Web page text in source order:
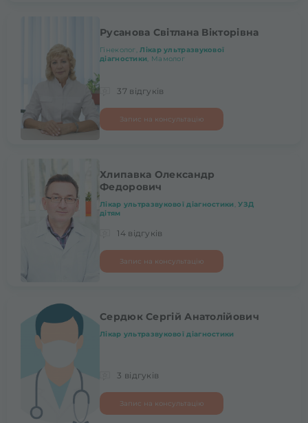
Русанова Світлана Вікторівна
Гінеколог,Лікар ультразвукової
діагностики, Мамолог
37 відгуків
Запис на консультацію
Хлипавка Олександр
Федорович
Лікар ультразвукової діагностики ,УЗД
дітям
14 відгуків
Запис на консультацію
Сердюк Сергій Анатолійович
Лікар ультразвукової діагностики
3 відгуків
Запис на консультацію